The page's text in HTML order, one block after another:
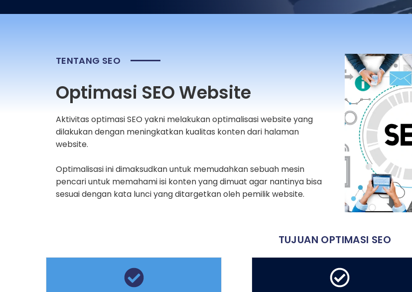
TENTANG SEO
Optimasi SEO Website
Aktivitas optimasi SEO yakni melakukan optimalisasi website yang
dilakukan dengan meningkatkan kualitas konten dari halaman
website.
Optimalisasi ini dimaksudkan untuk memudahkan sebuah mesin
pencari untuk memahami isi konten yang dimuat agar nantinya bisa
sesuai dengan kata lunci yang ditargetkan oleh pemilik website.
TUJUAN OPTIMASI SEO